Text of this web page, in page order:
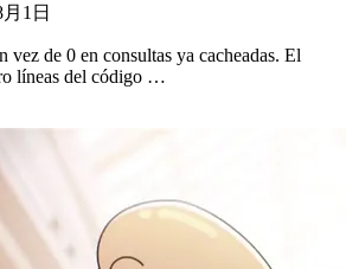
1日
de 0 en consultas ya cacheadas. El
líneas del código …